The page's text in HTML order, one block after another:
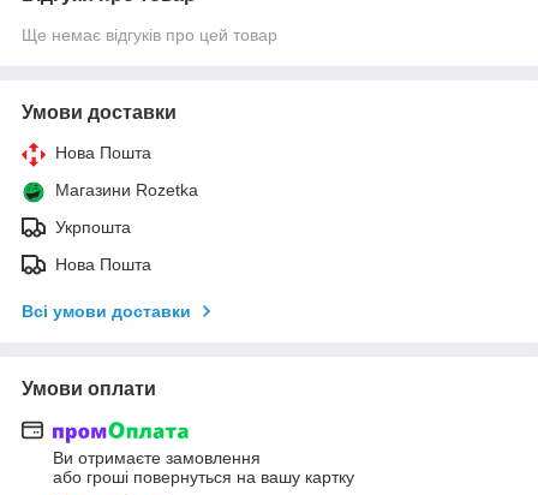
Ще немає відгуків про цей товар
Умови доставки
Нова Пошта
Магазини Rozetka
Укрпошта
Нова Пошта
Всі умови доставки
Умови оплати
Ви отримаєте замовлення
або гроші повернуться на вашу картку